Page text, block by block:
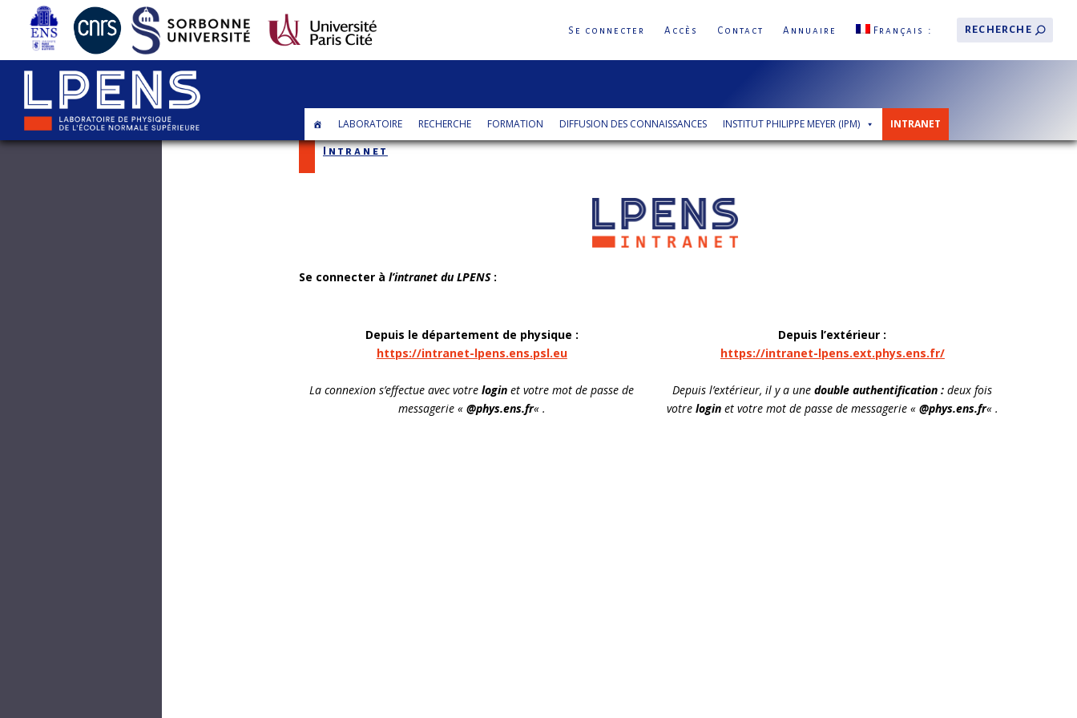
Se connecter Accès Contact Annuaire Français
LABORATOIRE RECHERCHE FORMATION DIFFUSION DES CONNAISSANCES INSTITUT PHILIPPE MEYER (IPM) INTRANET
Intranet
Se connecter à l’intranet du LPENS:
Depuis le département de physique :
https://intranet-lpens.ens.psl.eu
La connexion s’effectue avec votrelogin et votre mot de passe de
messagerie « @phys.ens.fr« .
Depuis l’extérieur :
https://intranet-lpens.ext.phys.ens.fr/
Depuis l’extérieur, il y a unedouble authentification : deux fois
votre loginet votre mot de passe de messagerie « @phys.ens.fr« .